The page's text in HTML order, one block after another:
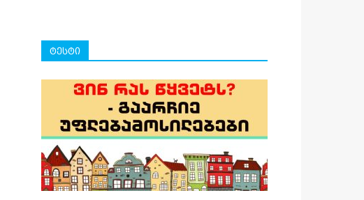
ტესტი